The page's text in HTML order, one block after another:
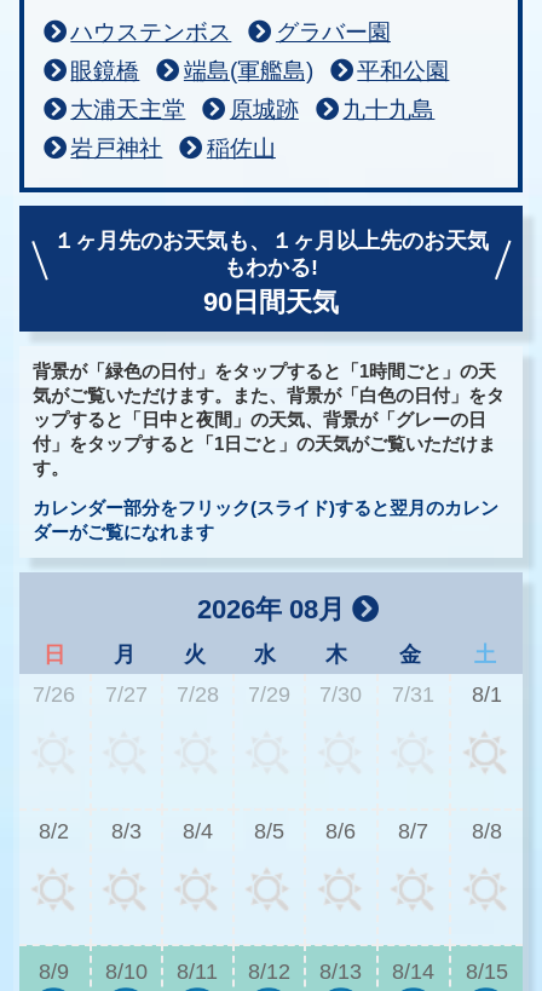
ハウステンボス
グラバー園
眼鏡橋
端島(軍艦島)
平和公園
大浦天主堂
原城跡
九十九島
岩戸神社
稲佐山
１ヶ月先のお天気も、
１ヶ月以上先のお天気
もわかる!
90日間天気
背景が「緑色の日付」をタップすると「1時間ごと」の天
気がご覧いただけます。また、背景が「白色の日付」をタ
ップすると「日中と夜間」の天気、背景が「グレーの日
付」をタップすると「1日ごと」の天気がご覧いただけま
す。
カレンダー部分をフリック(スライド)すると翌月のカレン
ダーがご覧になれます
2026年 08月
日 月 火 水 木 金
土
7/26
7/27 7/28 7/29 7/30 7/31 8/1
8/2 8/3 8/4 8/5 8/6 8/7 8/8
8/9 8/10 8/11 8/12 8/13 8/14 8/15